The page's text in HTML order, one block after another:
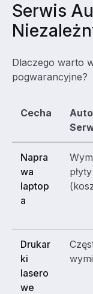
Serwis
Dlaczego warto
pogwarancyjne?
Cecha
Napra
wa
laptop
a
Drukar
ki
lasero
we